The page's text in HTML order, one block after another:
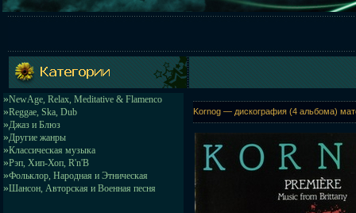
»NewAge, Relax, Meditative & Flamenco
»Reggae, Ska, Dub
»Джаз и Блюз
»Другие жанры
»Классическая музыка
»Рэп, Хип-Хоп, R'n'B
»Фольклор, Народная и Этническая
»Шансон, Авторская и Военная песня
Kornog — дискография (4 альбома)